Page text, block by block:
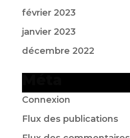
février 2023
janvier 2023
décembre 2022
Connexion
Flux des publications